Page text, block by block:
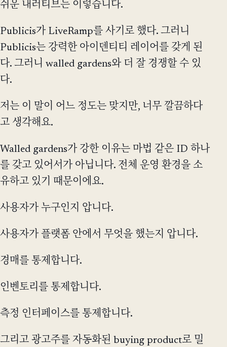
쉬운 내러티브는 이렇습니다.
Publicis가 LiveRamp를 사기로 했다. 그러니
Publicis는 강력한 아이덴티티 레이어를 갖게 된
다. 그러니 walled gardens와 더 잘 경쟁할 수 있
다.
저는 이 말이 어느 정도는 맞지만, 너무 깔끔하다
고 생각해요.
Walled gardens가 강한 이유는 마법 같은 ID 하나
를 갖고 있어서가 아닙니다. 전체 운영 환경을 소
유하고 있기 때문이에요.
사용자가 누구인지 압니다.
사용자가 플랫폼 안에서 무엇을 했는지 압니다.
경매를 통제합니다.
인벤토리를 통제합니다.
측정 인터페이스를 통제합니다.
그리고 광고주를 자동화된 buying product로 밀